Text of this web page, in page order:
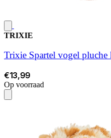
TRIXIE
Trixie Spartel vogel pluche
€13,99
Op voorraad